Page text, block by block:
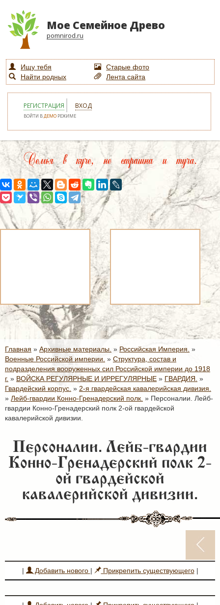
Мое Семейное Древо
pomnirod.ru
Ищу тебя
Старые фото
Найти родных
Лента сайта
РЕГИСТРАЦИЯ ВХОД
ВОЙТИ ВДЕМО РЕЖИМЕ
Семья в куче, не страшна и туча.
Главная » Архивные материалы. » Российская Империя. »
Военные Российской империи. » Структура, состав и
подразделения вооруженных сил Российской империи до 1918
г. » ВОЙСКА РЕГУЛЯРНЫЕ И ИРРЕГУЛЯРНЫЕ » ГВАРДИЯ. »
Гвардейский корпус. » 2-я гвардейская кавалерийская дивизия.
» Лейб-гвардии Конно-Гренадерский полк. » Персоналии. Лейб-
гвардии Конно-Гренадерский полк 2-ой гвардейской
кавалерийской дивизии.
Персоналии. Лейб-гвардии
Конно-Гренадерский полк 2-
ой гвардейской
кавалерийской дивизии.
| Добавить нового | Прикрепить существующего|